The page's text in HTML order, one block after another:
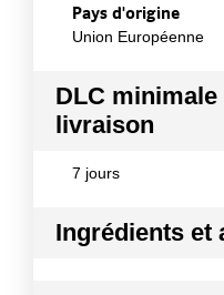
Pays d'origine
Union Européenne
DLC
livraison
7 jours
Ingrédients et